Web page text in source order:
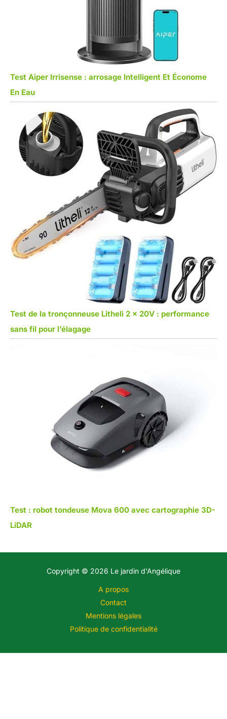
Test Aiper Irrisense : arrosage Intelligent Et Économe
En Eau
Test de la tronçonneuse Litheli 2 x 20V : performance
sans fil pour l’élagage
Test : robot tondeuse Mova 600 avec cartographie 3D-
LiDAR
Copyright © 2026 Le jardin d'Angélique
A propos
Contact
Mentions légales
Politique de confidentialité